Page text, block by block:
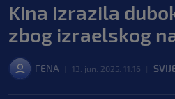
Kina izrazila
zbog izraelskog
FENA 13. jun. 2025. 11:16